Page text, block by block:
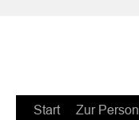
Zum
Start Zur Person